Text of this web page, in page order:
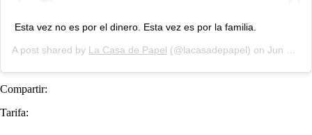
Esta vez no es por el dinero. Esta vez es por la familia.
A post shared by La Casa de Papel (@lacasadepapel) on Jun 3, 2019 at 5:18am PDT
Compartir:
Tarifa: